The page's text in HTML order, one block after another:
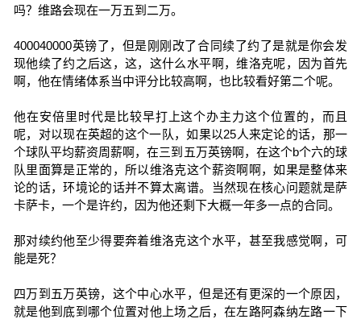
吗？维路会现在一万五到二万。
400040000英镑了，但是刚刚改了合同续了约了是就是你会发
现他续了约之后这，这，这什么水平啊，维洛克呢，因为首先
啊，他在情绪体系当中评分比较高啊，也比较看好第二个呢。
他在安倍里时代是比较早打上这个办主力这个位置的，而且
呢，对以现在英超的这个一队，如果以25人来定论的话，那一
个球队平均薪资周薪啊，在三到五万英镑啊，在这个b个六的球
队里面算是正常的，所以维洛克这个薪资啊啊，如果是整体来
论的话，环境论的话并不算太离谱。当然现在核心问题就是萨
卡萨卡，一个是许约，因为他还剩下大概一年多一点的合同。
那对续约他至少得要奔着维洛克这个水平，甚至我感觉啊，可
能是死？
四万到五万英镑，这个中心水平，但是还有更深的一个原因，
就是他到底到哪个位置对他上场之后，在左路阿森纳左路一下